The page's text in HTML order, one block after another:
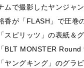
ムで撮影したヤンジャ
香が「FLASH」で圧巻
スピリッツ」の表紙＆
BLT MONSTER
ヤングキング」のグラ